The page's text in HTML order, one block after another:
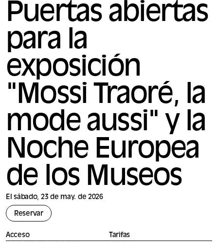
Puertas abiertas
para la
exposición
"Mossi Traoré, la
mode aussi" y la
Noche Europea
de los Museos
El sábado, 23 de may. de 2026
Reservar
Acceso
Tarifas